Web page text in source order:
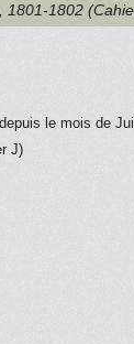
1801-1802
le mois de
J)